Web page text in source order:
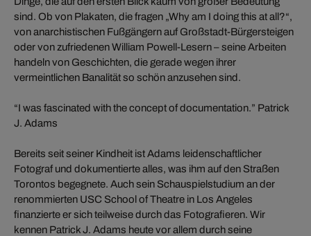
sind. Ob von Plakaten, die fragen „Why am I doing this at all?“,
von anarchistischen Fußgängern auf Großstadt-Bürgersteigen
oder von zufriedenen William Powell-Lesern – seine Arbeiten
handeln von Geschichten, die gerade wegen ihrer
vermeintlichen Banalität so schön anzusehen sind.
“I was fascinated with the concept of documentation.” Patrick
J. Adams
Bereits seit seiner Kindheit ist Adams leidenschaftlicher
Fotograf und dokumentierte alles, was ihm auf den Straßen
Torontos begegnete. Auch sein Schauspielstudium an der
renommierten USC School of Theatre in Los Angeles
finanzierte er sich teilweise durch das Fotografieren. Wir
kennen Patrick J. Adams heute vor allem durch seine